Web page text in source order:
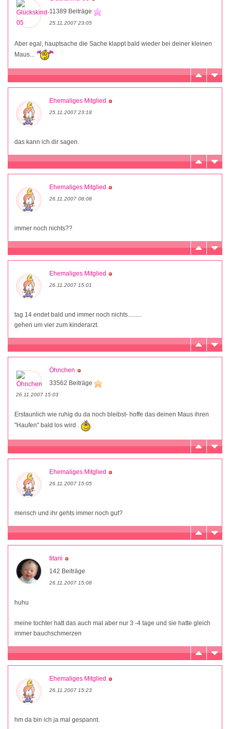
11389 Beiträge
25.11.2007 23:05
Aber egal, hauptsache die Sache klappt bald wieder bei deiner kleinen
Maus...
Ehemaliges Mitglied
25.11.2007 23:18
das kann ich dir sagen.
Ehemaliges Mitglied
26.11.2007 08:08
immer noch nichts??
Ehemaliges Mitglied
26.11.2007 15:01
tag 14 endet bald und immer noch nichts.........
gehen um vier zum kinderarzt.
Öhnchen
33562 Beiträge
26.11.2007 15:03
Erstaunlich wie ruhig du da noch bleibst- hoffe das deinen Maus ihren
"Haufen" bald los wird .
Ehemaliges Mitglied
26.11.2007 15:05
mensch und ihr gehts immer noch gut?
titani
142 Beiträge
26.11.2007 15:08
huhu
meine tochter hatt das auch mal aber nur 3 -4 tage und sie hatte gleich
immer bauchschmerzen
Ehemaliges Mitglied
26.11.2007 15:23
hm da bin ich ja mal gespannt.